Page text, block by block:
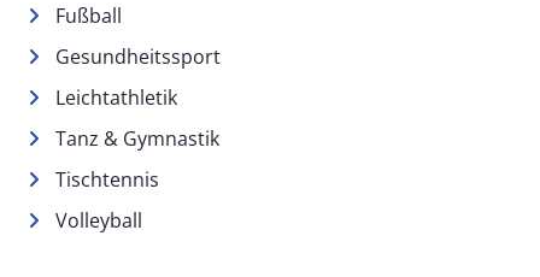
Fußball
Gesundheitssport
Leichtathletik
Tanz & Gymnastik
Tischtennis
Volleyball